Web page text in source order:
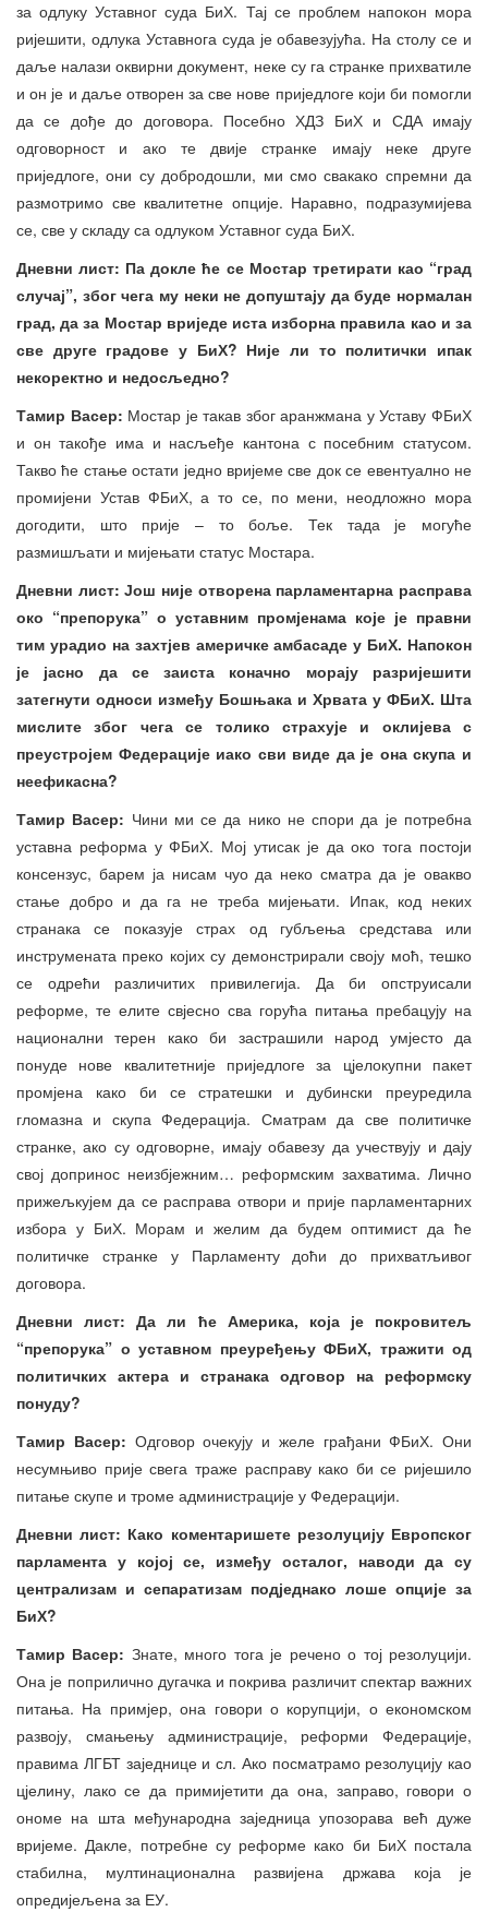
за одлуку Уставног суда БиХ. Тај се проблем напокон мора
ријешити, одлука Уставнога суда је обавезујућа. На столу се и
даље налази оквирни документ, неке су га странке прихватиле
и он је и даље отворен за све нове приједлоге који би помогли
да се дође до договора. Посебно ХДЗ БиХ и СДА имају
одговорност и ако те двије странке имају неке друге
приједлоге, они су добродошли, ми смо свакако спремни да
размотримо све квалитетне опције. Наравно, подразумијева
се, све у складу са одлуком Уставног суда БиХ.
Дневни лист: Па докле ће се Мостар третирати као “град
случај”, због чега му неки не допуштају да буде нормалан
град, да за Мостар вриједе иста изборна правила као и за
све друге градове у БиХ? Није ли то политички ипак
некоректно и недосљедно?
Тамир Васер: Мостар је такав због аранжмана у Уставу ФБиХ
и он такође има и насљеђе кантона с посебним статусом.
Такво ће стање остати једно вријеме све док се евентуално не
промијени Устав ФБиХ, а то се, по мени, неодложно мора
догодити, што прије – то боље. Тек тада је могуће
размишљати и мијењати статус Мостара.
Дневни лист: Још није отворена парламентарна расправа
око “препорука” о уставним промјенама које је правни
тим урадио на захтјев америчке амбасаде у БиХ. Напокон
је јасно да се заиста коначно морају разријешити
затегнути односи између Бошњака и Хрвата у ФБиХ. Шта
мислите због чега се толико страхује и оклијева с
преустројем Федерације иако сви виде да је она скупа и
неефикасна?
Тамир Васер: Чини ми се да нико не спори да је потребна
уставна реформа у ФБиХ. Мој утисак је да око тога постоји
консензус, барем ја нисам чуо да неко сматра да је овакво
стање добро и да га не треба мијењати. Ипак, код неких
странака се показује страх од губљења средстава или
инструмената преко којих су демонстрирали своју моћ, тешко
се одрећи различитих привилегија. Да би опструисали
реформе, те елите свјесно сва горућа питања пребацују на
национални терен како би застрашили народ умјесто да
понуде нове квалитетније приједлоге за цјелокупни пакет
промјена како би се стратешки и дубински преуредила
гломазна и скупа Федерација. Сматрам да све политичке
странке, ако су одговорне, имају обавезу да учествују и дају
свој допринос неизбјежним… реформским захватима. Лично
прижељкујем да се расправа отвори и прије парламентарних
избора у БиХ. Морам и желим да будем оптимист да ће
политичке странке у Парламенту доћи до прихватљивог
договора.
Дневни лист: Да ли ће Америка, која је покровитељ
“препорука” о уставном преуређењу ФБиХ, тражити од
политичких актера и странака одговор на реформску
понуду?
Тамир Васер: Одговор очекују и желе грађани ФБиХ. Они
несумњиво прије свега траже расправу како би се ријешило
питање скупе и троме администрације у Федерацији.
Дневни лист: Како коментаришете резолуцију Европског
парламента у којој се, између осталог, наводи да су
централизам и сепаратизам подједнако лоше опције за
БиХ?
Тамир Васер: Знате, много тога је речено о тој резолуцији.
Она је поприлично дугачка и покрива различит спектар важних
питања. На примјер, она говори о корупцији, о економском
развоју, смањењу администрације, реформи Федерације,
правима ЛГБТ заједнице и сл. Ако посматрамо резолуцију као
цјелину, лако се да примијетити да она, заправо, говори о
ономе на шта међународна заједница упозорава већ дуже
вријеме. Дакле, потребне су реформе како би БиХ постала
стабилна, мултинационална развијена држава која је
опредијељена за ЕУ.